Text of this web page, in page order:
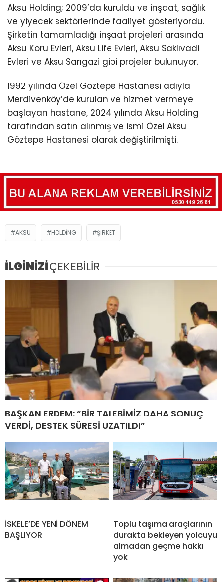
Aksu Holding; 2009’da kuruldu ve inşaat, sağlık
ve yiyecek sektörlerinde faaliyet gösteriyordu.
Şirketin tamamladığı inşaat projeleri arasında
Aksu Koru Evleri, Aksu Life Evleri, Aksu Saklıvadi
Evleri ve Aksu Sarıgazi gibi projeler bulunuyor.
1992 yılında Özel Göztepe Hastanesi adıyla
Merdivenköy’de kurulan ve hizmet vermeye
başlayan hastane, 2024 yılında Aksu Holding
tarafından satın alınmış ve ismi Özel Aksu
Göztepe Hastanesi olarak değiştirilmişti.
AKSU HOLDING ŞIRKET
İLGİNİZİÇEKEBİLİR
BAŞKAN ERDEM: “BİR TALEBİMİZ DAHA SONUÇ
VERDİ, DESTEK SÜRESİ UZATILDI”
İSKELE’DE YENİ DÖNEM
BAŞLIYOR
Toplu taşıma araçlarının
durakta bekleyen yolcuyu
almadan geçme hakkı
yok